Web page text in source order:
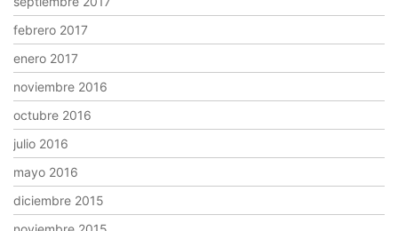
febrero 2017
enero 2017
noviembre 2016
octubre 2016
julio 2016
mayo 2016
diciembre 2015